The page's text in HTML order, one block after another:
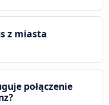
z miasta
połączenie